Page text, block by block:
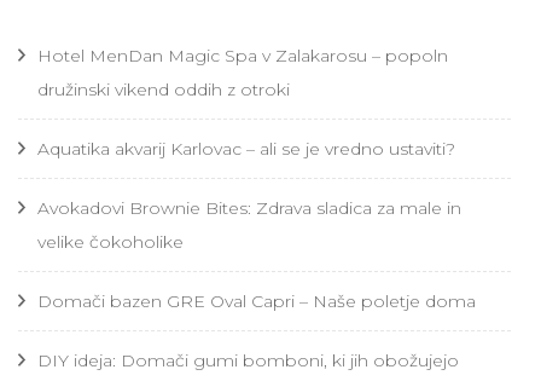
Hotel MenDan Magic Spa v Zalakarosu – popoln
družinski vikend oddih z otroki
Aquatika akvarij Karlovac – ali se je vredno ustaviti?
Avokadovi Brownie Bites: Zdrava sladica za male in
velike čokoholike
Domači bazen GRE Oval Capri – Naše poletje doma
DIY ideja: Domači gumi bomboni, ki jih obožujejo